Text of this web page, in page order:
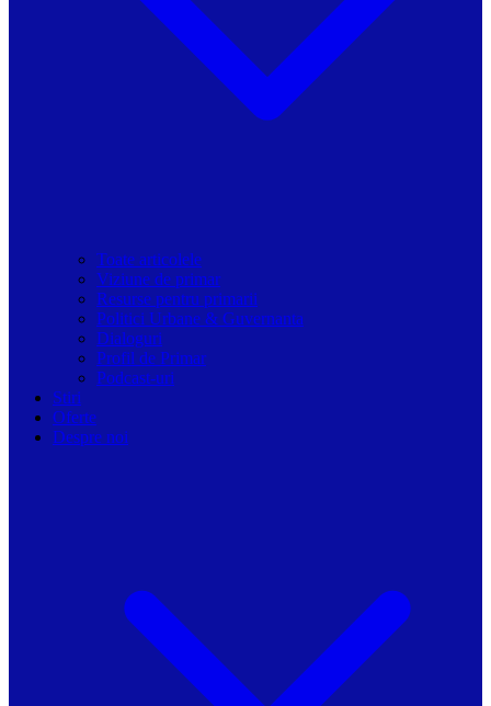
Toate articolele
Viziune de primar
Resurse pentru primarii
Politici Urbane & Guvernanta
Dialoguri
Profil de Primar
Podcast-uri
Stiri
Oferte
Despre noi